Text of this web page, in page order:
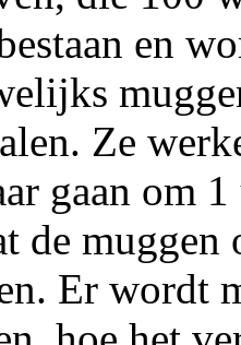
en
Ze
gaan om
de
Er wordt